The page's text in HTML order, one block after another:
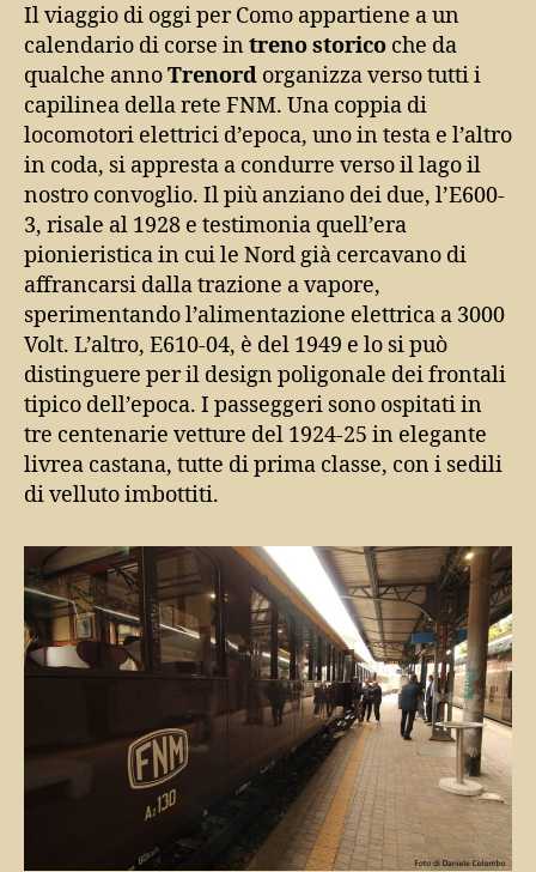
Il viaggio di oggi per Como appartiene a un
calendario di corse in treno storico che da
qualche annoTrenord organizza verso tutti i
capilinea della rete FNM. Una coppia di
locomotori elettrici d’epoca, uno in testa e l’altro
in coda, si appresta a condurre verso il lago il
nostro convoglio. Il più anziano dei due, l’E600-
3, risale al 1928 e testimonia quell’era
pionieristica in cui le Nord già cercavano di
affrancarsi dalla trazione a vapore,
sperimentando l’alimentazione elettrica a 3000
Volt. L’altro, E610-04, è del 1949 e lo si può
distinguere per il design poligonale dei frontali
tipico dell’epoca. I passeggeri sono ospitati in
tre centenarie vetture del 1924-25 in elegante
livrea castana, tutte di prima classe, con i sedili
di velluto imbottiti.